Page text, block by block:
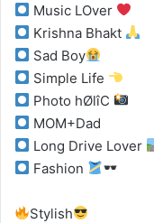
Music LOver
Krishna Bhakt
Sad Boy
Simple Life
Photo hØlîC
MOM+Dad
Long Drive Lover
Fashion
Stylish